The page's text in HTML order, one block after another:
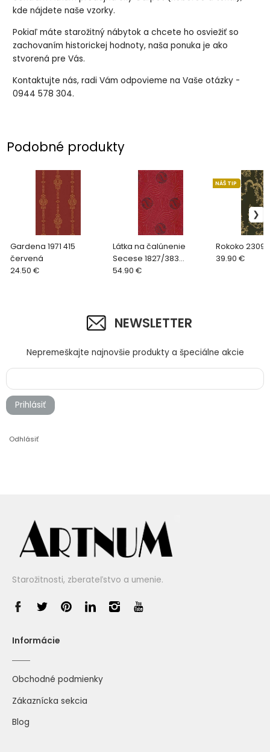
kde nájdete naše vzorky.
Pokiaľ máte starožitný nábytok a chcete ho osviežiť so
zachovaním historickej hodnoty, naša ponuka je ako
stvorená pre Vás.
Kontaktujte nás, radi Vám odpovieme na Vaše otázky -
0944 578 304.
Podobné produkty
Gardena 1971 415
červená
24.50 €
Látka na čalúnenie
Secese 1827/383
červeno čierna
54.90 €
Rokoko 2309
NÁŠ TIP
39.90 €
NEWSLETTER
Nepremeškajte najnovšie produkty a špeciálne akcie
Prihlásiť
Odhlásiť
Starožitnosti, zberateľstvo a umenie.
Informácie
Obchodné podmienky
Zákaznícka sekcia
Blog